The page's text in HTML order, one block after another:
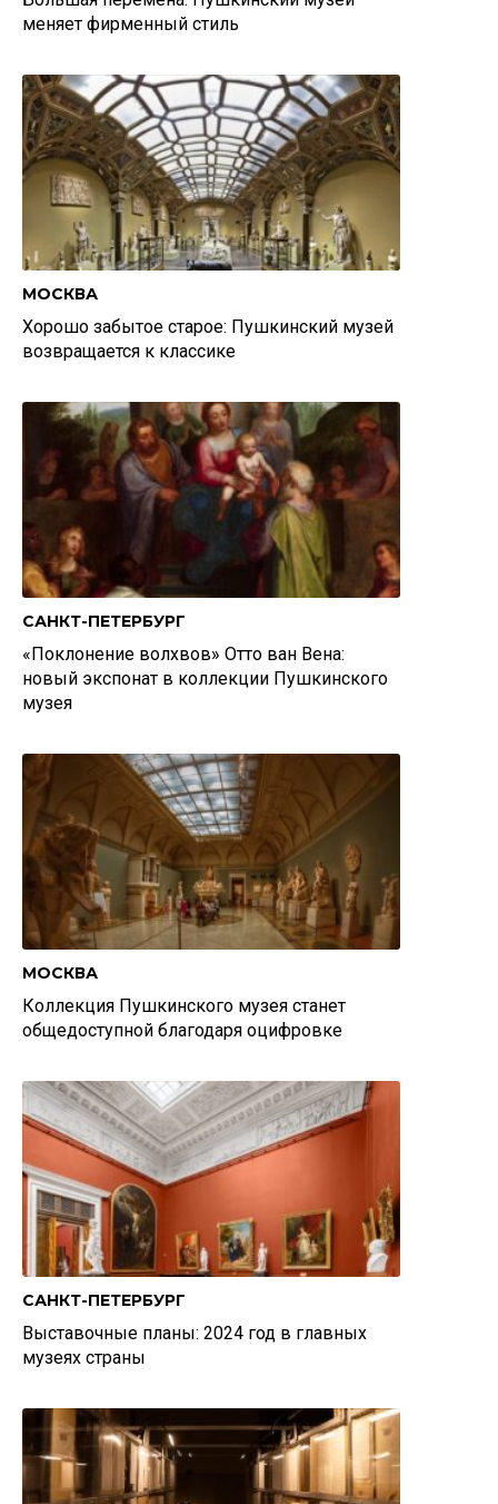
меняет фирменный стиль
МОСКВА
Хорошо забытое старое: Пушкинский музей
возвращается к классике
САНКТ-ПЕТЕРБУРГ
«Поклонение волхвов» Отто ван Вена:
новый экспонат в коллекции Пушкинского
музея
МОСКВА
Коллекция Пушкинского музея станет
общедоступной благодаря оцифровке
САНКТ-ПЕТЕРБУРГ
Выставочные планы: 2024 год в главных
музеях страны